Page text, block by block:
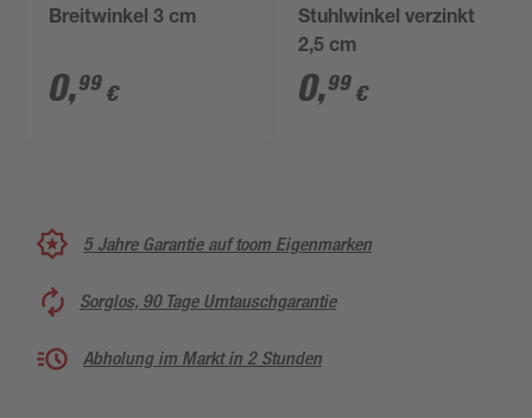
Breitwinkel 3 cm
0,99 €
Stuhlwinkel verzinkt
2,5 cm
0,99 €
5 Jahre Garantie auf toom Eigenmarken
Sorglos, 90 Tage Umtauschgarantie
Abholung im Markt in 2 Stunden